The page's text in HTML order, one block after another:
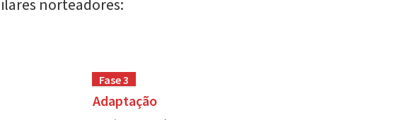
norteadores:
Fase 3
Adaptação